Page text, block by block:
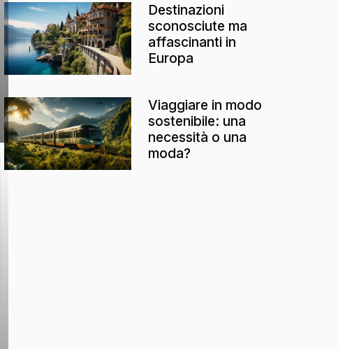
Destinazioni
sconosciute ma
affascinanti in
Europa
Viaggiare in modo
sostenibile: una
necessità o una
moda?